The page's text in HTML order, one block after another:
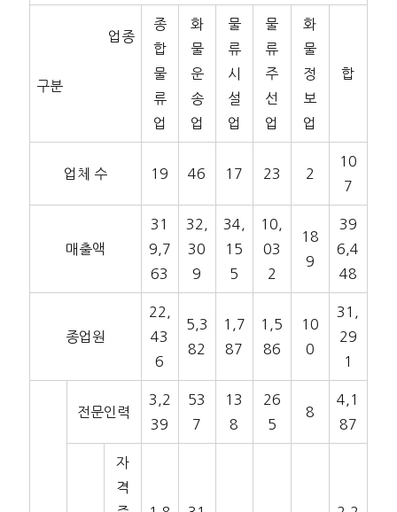
업종
구분
종
합
물
류
업
화
물
운
송
업
물
류
시
설
업
물
류
주
선
업
화
물
정
보
업
합
업체 수 19 46 17 23 2
10
7
매출액
31
9,7
63
32,
30
9
34,
15
5
10,
03
2
18
9
39
6,4
48
종업원
22,
43
6
5,3
82
1,7
87
1,5
86
10
0
31,
29
1
전문인력
3,2
39
53
7
13
8
26
5
8
4,1
87
자
격